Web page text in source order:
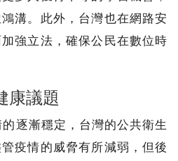
溝。此外，台灣也在網路安
強立法，確保公民在數位時
康議題
逐漸穩定，台灣的公共衛生
疫情的威脅有所減弱，但後